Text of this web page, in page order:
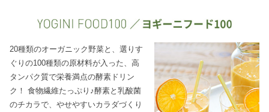
20種類のオーガニック野菜と、選りす
ぐりの100種類の原材料が入った、高
タンパク質で栄養満点の酵素ドリン
ク！ 食物繊維たっぷり♪酵素と乳酸菌
のチカラで、やせやすいカラダづくり